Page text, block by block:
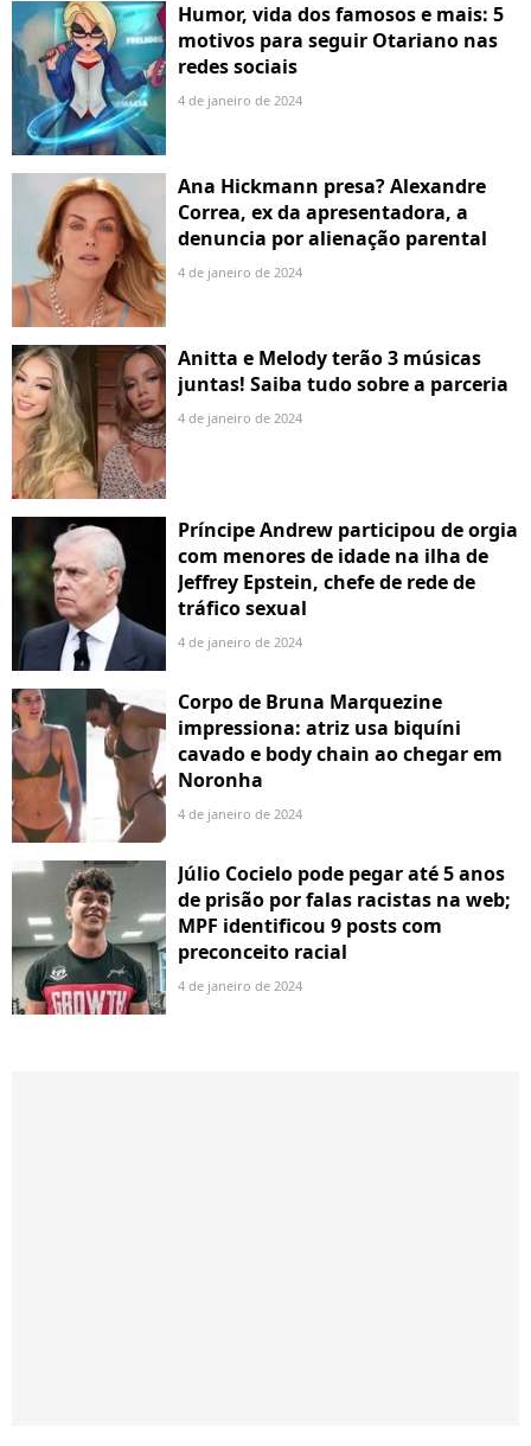
Humor, vida dos famosos e mais: 5
motivos para seguir Otariano nas
redes sociais
4 de janeiro de 2024
Ana Hickmann presa? Alexandre
Correa, ex da apresentadora, a
denuncia por alienação parental
4 de janeiro de 2024
Anitta e Melody terão 3 músicas
juntas! Saiba tudo sobre a parceria
4 de janeiro de 2024
Príncipe Andrew participou de orgia
com menores de idade na ilha de
Jeffrey Epstein, chefe de rede de
tráfico sexual
4 de janeiro de 2024
Corpo de Bruna Marquezine
impressiona: atriz usa biquíni
cavado e body chain ao chegar em
Noronha
4 de janeiro de 2024
Júlio Cocielo pode pegar até 5 anos
de prisão por falas racistas na web;
MPF identificou 9 posts com
preconceito racial
4 de janeiro de 2024